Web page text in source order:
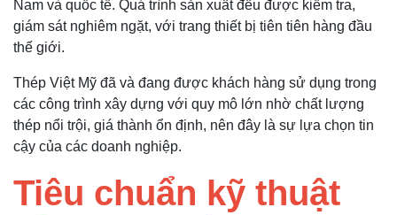
Nam và quốc tế. Quá trình sản xuất đều được kiểm tra,
giám sát nghiêm ngặt, với trang thiết bị tiên tiên hàng đầu
thế giới.
Thép Việt Mỹ đã và đang được khách hàng sử dụng trong
các công trình xây dựng với quy mô lớn nhờ chất lượng
thép nổi trội, giá thành ổn định, nên đây là sự lựa chọn tin
cậy của các doanh nghiệp.
Tiêu chuẩn kỹ thuật